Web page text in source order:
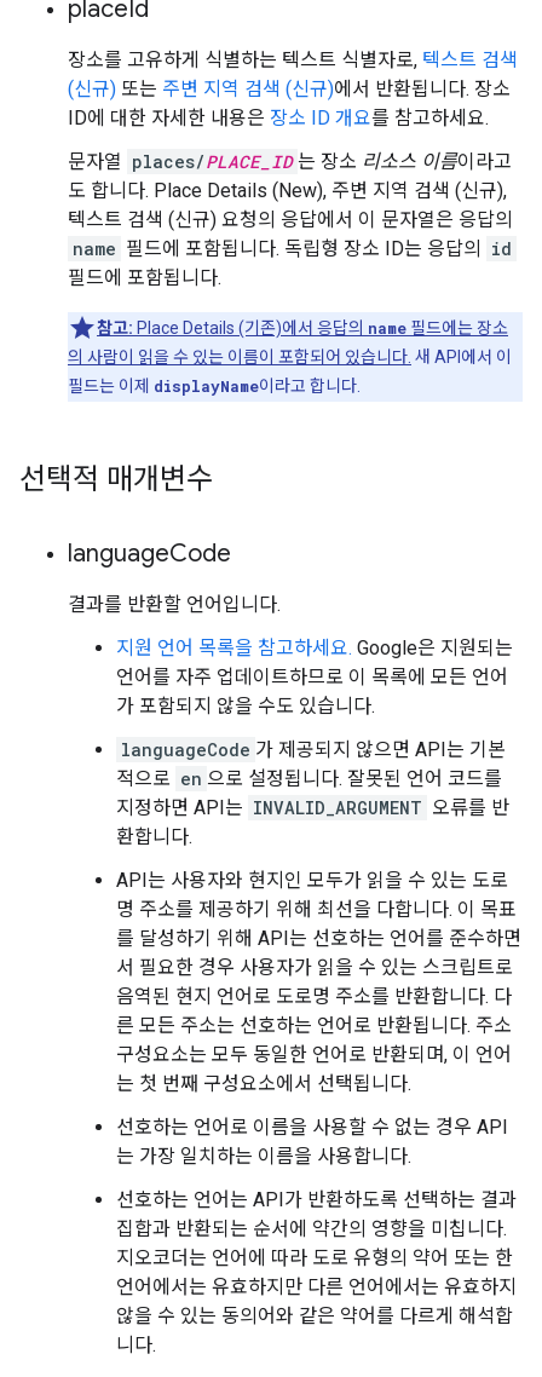
placeId
장소를 고유하게 식별하는 텍스트 식별자로, 텍스트 검색
(신규) 또는 주변 지역 검색 (신규)에서 반환됩니다. 장소
ID에 대한 자세한 내용은 장소 ID 개요를 참고하세요.
문자열 places/PLACE_ID 는 장소 리소스 이름이라고
도 합니다. Place Details (New), 주변 지역 검색 (신규),
텍스트 검색 (신규) 요청의 응답에서 이 문자열은 응답의
name 필드에 포함됩니다. 독립형 장소 ID는 응답의
id
필드에 포함됩니다.
참고: Place Details (기존)에서 응답의 name 필드에는 장소
의 사람이 읽을 수 있는 이름이 포함되어 있습니다. 새 API에서 이
필드는 이제 displayName이라고 합니다.
선택적 매개변수
languageCode
결과를 반환할 언어입니다.
지원 언어 목록을 참고하세요. Google은 지원되는
언어를 자주 업데이트하므로 이 목록에 모든 언어
가 포함되지 않을 수도 있습니다.
languageCode 가 제공되지 않으면 API는 기본
적으로 en 으로 설정됩니다. 잘못된 언어 코드를
지정하면 API는 INVALID_ARGUMENT 오류를 반
환합니다.
API는 사용자와 현지인 모두가 읽을 수 있는 도로
명 주소를 제공하기 위해 최선을 다합니다. 이 목표
를 달성하기 위해 API는 선호하는 언어를 준수하면
서 필요한 경우 사용자가 읽을 수 있는 스크립트로
음역된 현지 언어로 도로명 주소를 반환합니다. 다
른 모든 주소는 선호하는 언어로 반환됩니다. 주소
구성요소는 모두 동일한 언어로 반환되며, 이 언어
는 첫 번째 구성요소에서 선택됩니다.
선호하는 언어로 이름을 사용할 수 없는 경우 API
는 가장 일치하는 이름을 사용합니다.
선호하는 언어는 API가 반환하도록 선택하는 결과
집합과 반환되는 순서에 약간의 영향을 미칩니다.
지오코더는 언어에 따라 도로 유형의 약어 또는 한
언어에서는 유효하지만 다른 언어에서는 유효하지
않을 수 있는 동의어와 같은 약어를 다르게 해석합
니다.